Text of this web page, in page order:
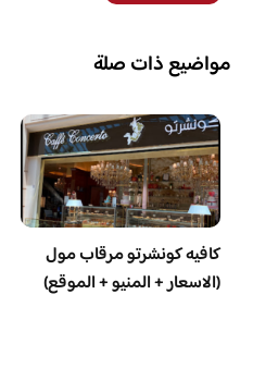
مواضيع ذات صلة
كافيه كونشرتو مرقاب مول
(الاسعار + المنيو + الموقع)